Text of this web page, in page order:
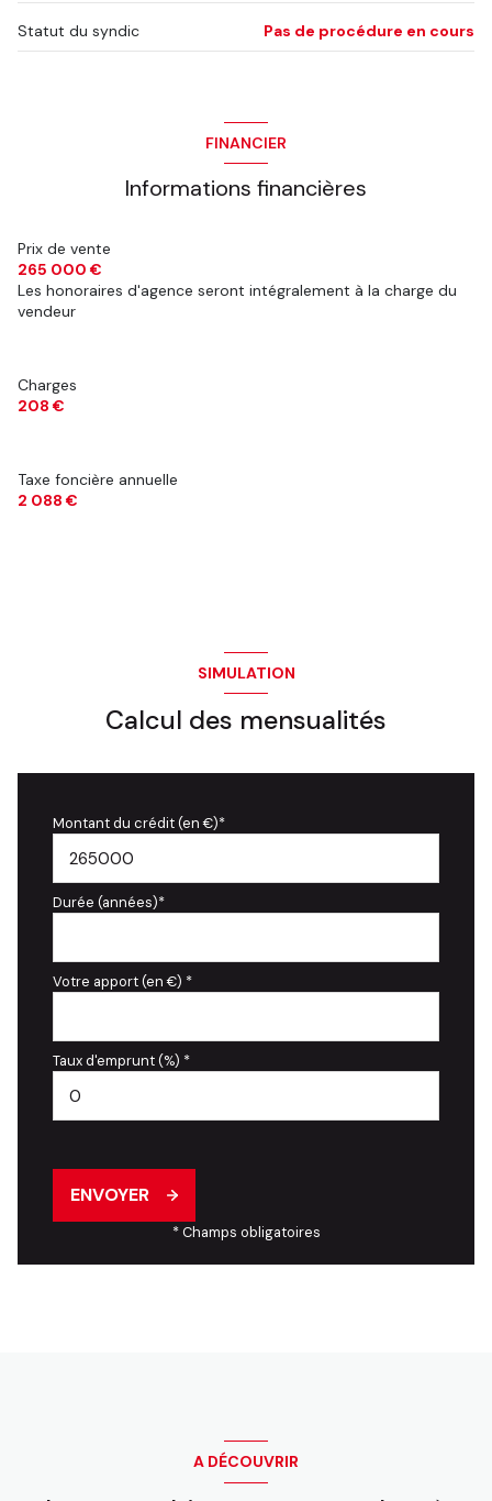
balcon
salle d'eau
3.65 m²
Statut du syndic Pas de procédure en cours
FINANCIER
Informations financières
Prix de vente
265 000 €
Les honoraires d'agence seront intégralement à la charge du
vendeur
Charges
208 €
Taxe foncière annuelle
2 088 €
SIMULATION
Calcul des mensualités
Montant du crédit (en €)*
Durée (années)*
Votre apport (en €) *
Taux d'emprunt (%) *
ENVOYER
* Champs obligatoires
A DÉCOUVRIR